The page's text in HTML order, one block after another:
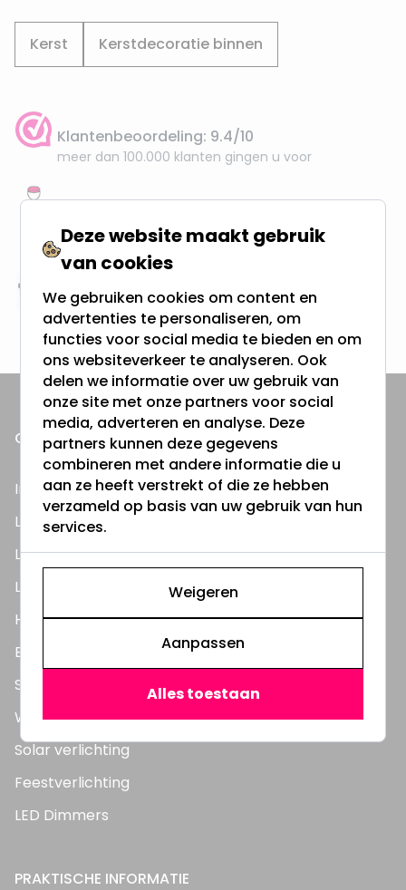
Kerst Kerstdecoratie binnen
Klantenbeoordeling: 9.4/10
meer dan 100.000 klanten gingen u voor
Vanaf EUR100,- naar NL & BE
& 100 dagen recht op retour
Altijd uit eigen voorraad
3000m2 - 60.000+ Producten
ONZE PRODUCTEN
Inbouwspots
LED Lampen
LED TL Buizen
LED Panelen
Highbay's / Ufo's
Bouwlampen
Straatlampen
Wandlampen
Solar verlichting
Feestverlichting
LED Dimmers
PRAKTISCHE INFORMATIE
Deze website maakt gebruik
van cookies
We gebruiken cookies om content en
advertenties te personaliseren, om
functies voor social media te bieden en om
ons websiteverkeer te analyseren. Ook
delen we informatie over uw gebruik van
onze site met onze partners voor social
media, adverteren en analyse. Deze
partners kunnen deze gegevens
combineren met andere informatie die u
aan ze heeft verstrekt of die ze hebben
verzameld op basis van uw gebruik van hun
services.
Weigeren
Aanpassen
Alles toestaan